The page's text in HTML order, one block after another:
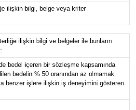
ilişkin bilgi, belge veya kriter
ilişkin bilgi ve belgeler ile bunların
bedel içeren bir sözleşme kapsamında
bedelin % 50 oranından az olmamak
benzer işlere ilişkin iş deneyimini gösteren